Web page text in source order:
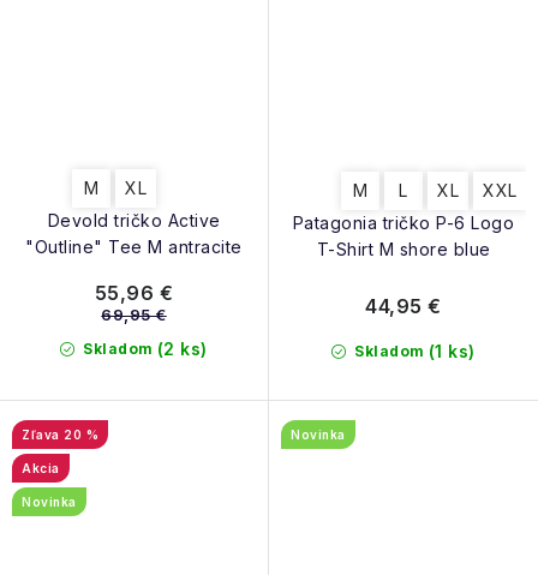
Devold tričko Active
"Outline" Tee M antracite
M XL
Skladom (2 ks)
55,96 €
69,95 €
Patagonia tričko P-6 Logo
T-Shirt M shore blue
M L XL XXL
Skladom (1 ks)
44,95 €
20 %
Akcia
Novinka
Novinka